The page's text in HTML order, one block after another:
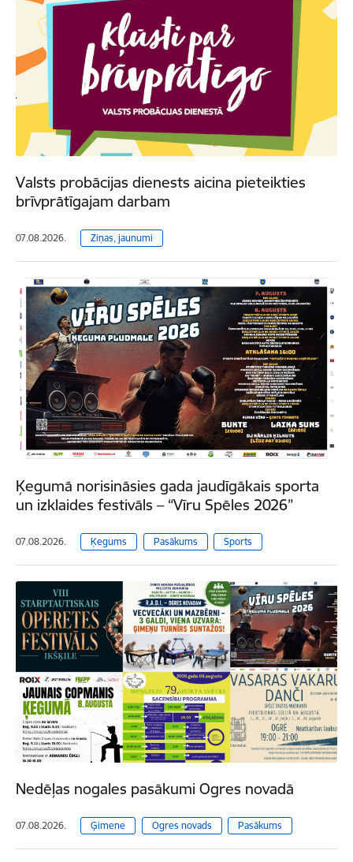
Valsts probācijas dienests aicina pieteikties
brīvprātīgajam darbam
07.08.2026. Ziņas, jaunumi
Ķegumā norisināsies gada jaudīgākais sporta
un izklaides festivāls – “Vīru Spēles 2026”
07.08.2026. Ķegums Pasākums Sports
Nedēļas nogales pasākumi Ogres novadā
07.08.2026. Ģimene Ogres novads Pasākums